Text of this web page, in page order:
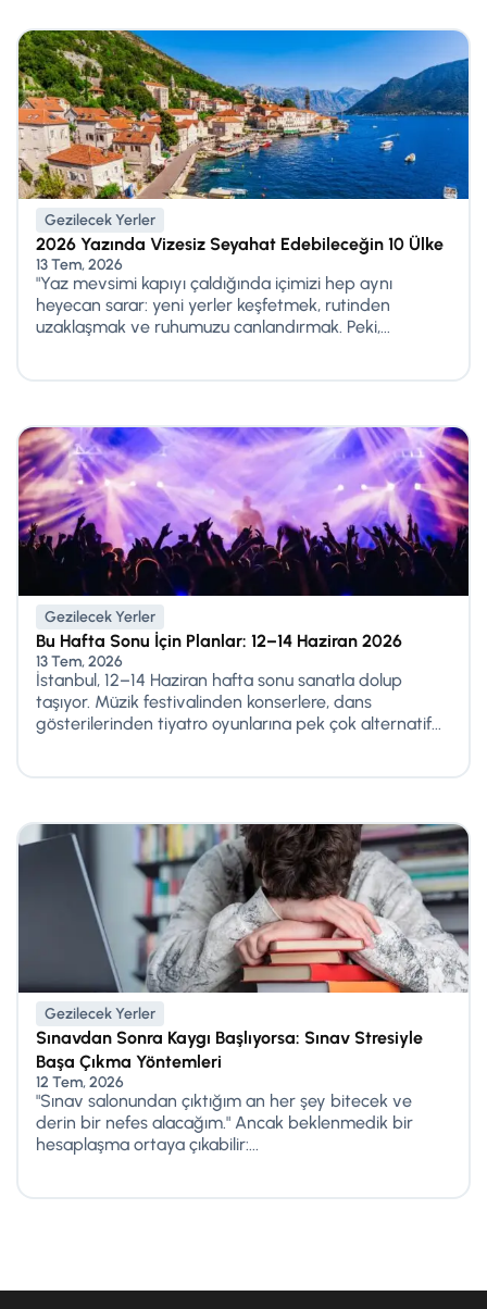
Gezilecek Yerler
2026 Yazında Vizesiz Seyahat Edebileceğin 10 Ülke
13 Tem, 2026
"Yaz mevsimi kapıyı çaldığında içimizi hep aynı
heyecan sarar: yeni yerler keşfetmek, rutinden
uzaklaşmak ve ruhumuzu canlandırmak. Peki,...
Gezilecek Yerler
Bu Hafta Sonu İçin Planlar: 12–14 Haziran 2026
13 Tem, 2026
İstanbul, 12–14 Haziran hafta sonu sanatla dolup
taşıyor. Müzik festivalinden konserlere, dans
gösterilerinden tiyatro oyunlarına pek çok alternatif...
Gezilecek Yerler
Sınavdan Sonra Kaygı Başlıyorsa: Sınav Stresiyle
Başa Çıkma Yöntemleri
12 Tem, 2026
"Sınav salonundan çıktığım an her şey bitecek ve
derin bir nefes alacağım." Ancak beklenmedik bir
hesaplaşma ortaya çıkabilir:...